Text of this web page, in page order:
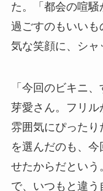
た。「都会の喧騒
過ごすのもいい
気な笑顔に、シャ
「今回のビキニ
芽愛さん。フリ
雰囲気にぴった
を選んだのも、
せたからだとい
で、いつもと違